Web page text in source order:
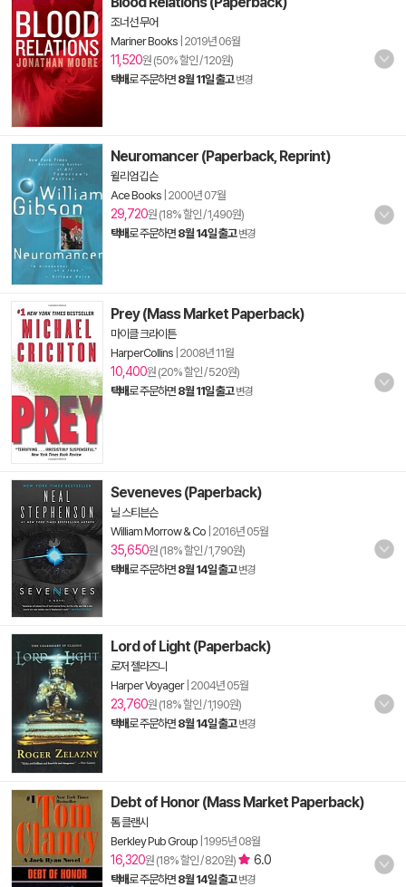
조너선 무어
Mariner Books 2019년 06월
11,520원 (50% 할인 / 120원)
택배로 주문하면 8월 11일 출고 변경
Neuromancer (Paperback, Reprint)
윌리엄 깁슨
Ace Books 2000년 07월
29,720원 (18% 할인 / 1,490원)
택배로 주문하면 8월 14일 출고 변경
Prey (Mass Market Paperback)
마이클 크라이튼
HarperCollins 2008년 11월
10,400원 (20% 할인 / 520원)
택배로 주문하면 8월 11일 출고 변경
Seveneves (Paperback)
닐 스티븐슨
William Morrow & Co 2016년 05월
35,650원 (18% 할인 / 1,790원)
택배로 주문하면 8월 14일 출고 변경
Lord of Light (Paperback)
로저 젤라즈니
Harper Voyager| 2004년 05월
23,760원 (18% 할인 / 1,190원)
택배로 주문하면 8월 14일 출고 변경
Debt of Honor (Mass Market Paperback)
톰 클랜시
Berkley Pub Group 1995년 08월
16,320원 (18% 할인 / 820원) 6.0
택배로 주문하면 8월 14일 출고 변경